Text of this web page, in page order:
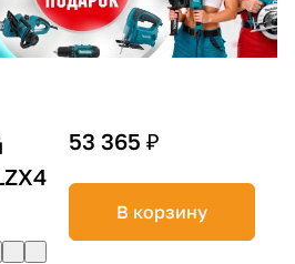
53 365 ₽
В корзину